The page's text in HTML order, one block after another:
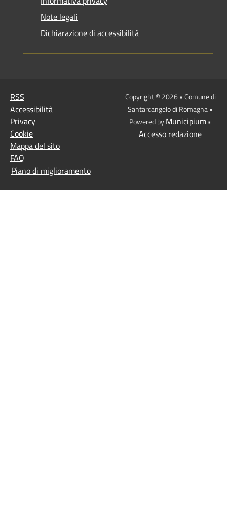
Note legali
Dichiarazione di accessibilità
RSS
Accessibilità
Privacy
Cookie
Mappa del sito
FAQ
Piano di miglioramento
Copyright © 2026 • Comune di
Santarcangelo di Romagna •
Powered byMunicipium•
Accesso redazione